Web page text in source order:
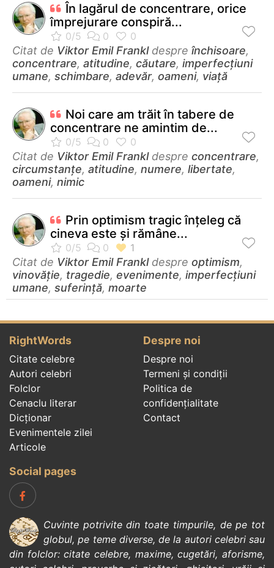
În lagărul de concentrare, orice
împrejurare conspiră...
Citat de Viktor Emil Frankldespre închisoare,
concentrare, atitudine, căutare, imperfecțiuni
umane, schimbare, adevăr, oameni, viață
Noi care am trăit în tabere de
concentrare ne amintim de...
Citat de Viktor Emil Frankldespre concentrare,
circumstanțe, atitudine, numere, libertate,
oameni, nimic
Prin optimism tragic înţeleg că
cineva este şi rămâne...
Citat de Viktor Emil Frankldespre optimism,
vinovăție, tragedie, evenimente, imperfecțiuni
umane, suferință, moarte
RightWords
Citate celebre
Autori celebri
Folclor
Cenaclu literar
Dicționar
Evenimentele zilei
Articole
Despre noi
Despre noi
Termeni și condiții
Politica de
confidenţialitate
Contact
Social pages
Cuvinte potrivite din toate timpurile, de pe tot
globul, pe teme diverse, de la autori celebrisau
din folclor:citate celebre, maxime,cugetări,aforisme,